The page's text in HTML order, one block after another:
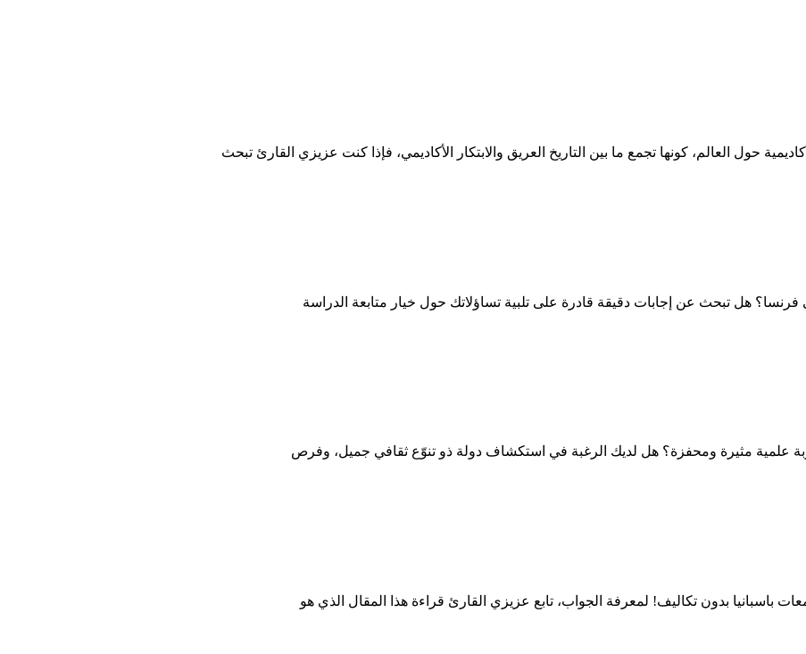
حول العالم، كونها تجمع ما بين التاريخ العريق والابتكار الأكاديمي، فإذا كنت عزيزي القارئ تبحث
هل تبحث عن إجابات دقيقة قادرة على تلبية تساؤلاتك حول خيار متابعة الدراسة
علمية مثيرة ومحفزة؟ هل لديك الرغبة في استكشاف دولة ذو تنوّع ثقافي جميل، وفرص
باسبانيا بدون تكاليف! لمعرفة الجواب، تابع عزيزي القارئ قراءة هذا المقال الذي هو